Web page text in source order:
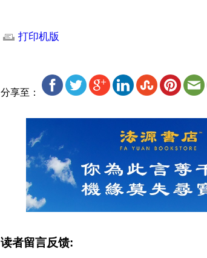
打印机版
分享至：
读者留言反馈: